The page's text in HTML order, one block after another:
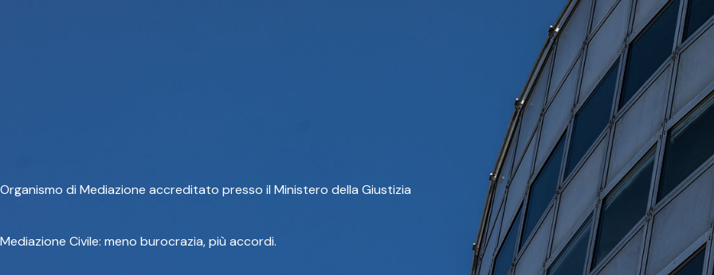
Organismo di Mediazione accreditato presso il Ministero della Giustizia
Mediazione Civile: meno burocrazia, più accordi.